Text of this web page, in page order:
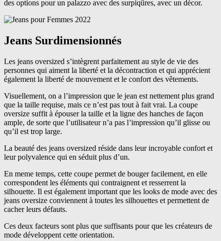
des options pour un palazzo avec des surpiqûres, avec un décor.
Jeans Surdimensionnés
Les jeans oversized s’intègrent parfaitement au style de vie des
personnes qui aiment la liberté et la décontraction et qui apprécient
également la liberté de mouvement et le confort des vêtements.
Visuellement, on a l’impression que le jean est nettement plus grand
que la taille requise, mais ce n’est pas tout à fait vrai. La coupe
oversize suffit à épouser la taille et la ligne des hanches de façon
ample, de sorte que l’utilisateur n’a pas l’impression qu’il glisse ou
qu’il est trop large.
La beauté des jeans oversized réside dans leur incroyable confort et
leur polyvalence qui en séduit plus d’un.
En meme temps, cette coupe permet de bouger facilement, en elle
correspondent les éléments qui contraignent et resserrent la
silhouette. Il est également important que les looks de mode avec des
jeans oversize conviennent à toutes les silhouettes et permettent de
cacher leurs défauts.
Ces deux facteurs sont plus que suffisants pour que les créateurs de
mode développent cette orientation.